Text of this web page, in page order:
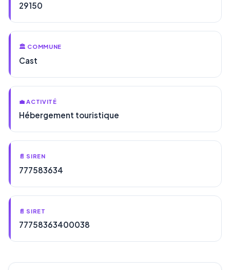
29150
🏛️ COMMUNE
Cast
💼 ACTIVITÉ
Hébergement touristique
📄 SIREN
777583634
📄 SIRET
77758363400038